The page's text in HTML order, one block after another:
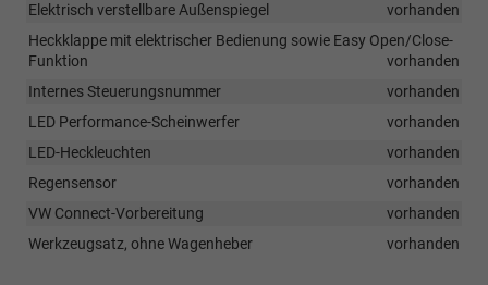
Elektrisch verstellbare Außenspiegel
vorhanden
Heckklappe mit elektrischer Bedienung sowie Easy Open/Close-
Funktion
vorhanden
Internes Steuerungsnummer
vorhanden
LED Performance-Scheinwerfer
vorhanden
LED-Heckleuchten
vorhanden
Regensensor
vorhanden
VW Connect-Vorbereitung
vorhanden
Werkzeugsatz, ohne Wagenheber
vorhanden